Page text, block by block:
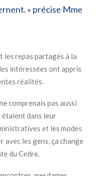
» précise Mme
les repas partagés à la
intéressées ont appris
réalités.
comprenais pas aussi
étaient dans leur
et les modes
avec les gens, ça change
du Cedre.